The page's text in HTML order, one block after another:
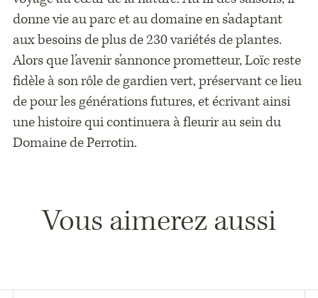
donne vie au parc et au domaine en s’adaptant
aux besoins de plus de 230 variétés de plantes.
Alors que l’avenir s’annonce prometteur, Loïc reste
fidèle à son rôle de gardien vert, préservant ce lieu
de pour les générations futures, et écrivant ainsi
une histoire qui continuera à fleurir au sein du
Domaine de Perrotin.
Vous aimerez aussi